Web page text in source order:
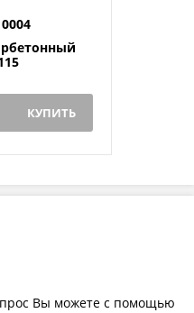
КУПИТЬ
Вы можете с помощью